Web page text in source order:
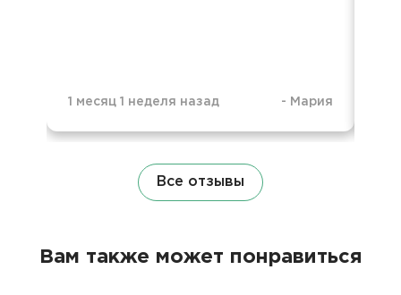
1 месяц 1 неделя назад - Мария
Все отзывы
Вам также может понравиться